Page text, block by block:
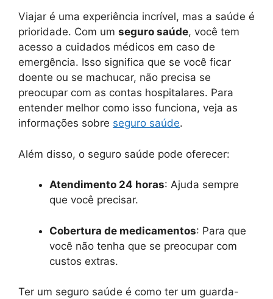
Viajar é uma experiência incrível, mas a saúde é
prioridade. Com um seguro saúde, você tem
acesso a cuidados médicos em caso de
emergência. Isso significa que se você ficar
doente ou se machucar, não precisa se
preocupar com as contas hospitalares. Para
entender melhor como isso funciona, veja as
informações sobre seguro saúde.
Além disso, o seguro saúde pode oferecer:
Atendimento 24 horas: Ajuda sempre
que você precisar.
Cobertura de medicamentos: Para que
você não tenha que se preocupar com
custos extras.
Ter um seguro saúde é como ter um guarda-